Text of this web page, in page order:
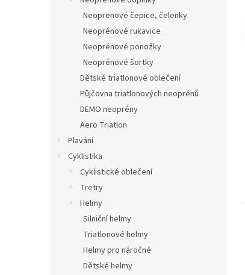
Neoprenové čepice, čelenky
Neoprénové rukavice
Neoprénové ponožky
Neoprénové šortky
Dětské triatlonové oblečení
Půjčovna triatlonových neoprénů
DEMO neoprény
Aero Triatlon
Plavání
Cyklistika
Cyklistické oblečení
Tretry
Helmy
Silniční helmy
Triatlonové helmy
Helmy pro náročné
Dětské helmy